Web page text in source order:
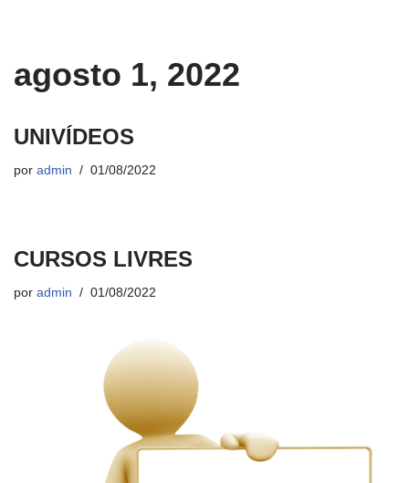
agosto 1, 2022
UNIVÍDEOS
por admin 01/08/2022
CURSOS LIVRES
por admin 01/08/2022